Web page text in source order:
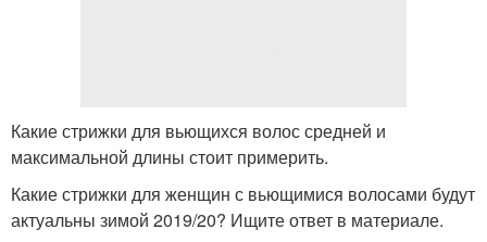
Какие стрижки для вьющихся волос средней и
максимальной длины стоит примерить.
Какие стрижки для женщин с вьющимися волосами будут
актуальны зимой 2019/20? Ищите ответ в материале.